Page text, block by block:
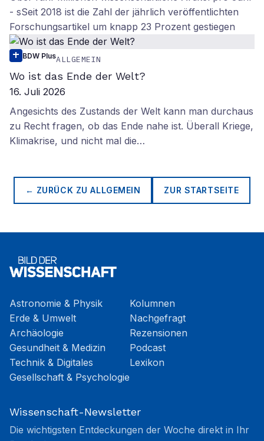
- sSeit 2018 ist die Zahl der jährlich veröffentlichten
Forschungsartikel um knapp 23 Prozent gestiegen
BDW PlusALLGEMEIN
Wo ist das Ende der Welt?
16. Juli 2026
Angesichts des Zustands der Welt kann man durchaus
zu Recht fragen, ob das Ende nahe ist. Überall Kriege,
Klimakrise, und nicht mal die…
← ZURÜCK ZUALLGEMEIN ZUR STARTSEITE
Astronomie & Physik
Erde & Umwelt
Archäologie
Gesundheit & Medizin
Technik & Digitales
Gesellschaft & Psychologie
Kolumnen
Nachgefragt
Rezensionen
Podcast
Lexikon
Wissenschaft-Newsletter
Die wichtigsten Entdeckungen der Woche direkt in Ihr